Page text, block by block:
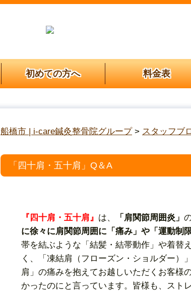
初めての方へ 料金表
船橋市 | i-care鍼灸整骨院グループ> スタッフブ
「四十肩・五十肩」Q＆A
『四十肩・五十肩』 は、 「肩関節周囲炎」
に徐々に肩関節周囲に「痛み」や「運動制
帯を結ぶような「結髪・結帯動作」や着替
く、「凍結肩（フローズン・ショルダー）
肩」の痛みを抱えてお越しいただくお客様
かったのにと言っています。皆様も、スト